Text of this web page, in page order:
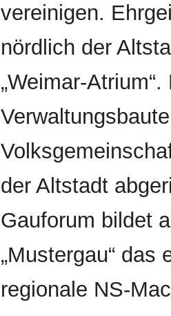
vereinigen.
nördlich der
„Weimar-
der Altstadt
Gauforum bildet
„Mustergau“
regionale NS-